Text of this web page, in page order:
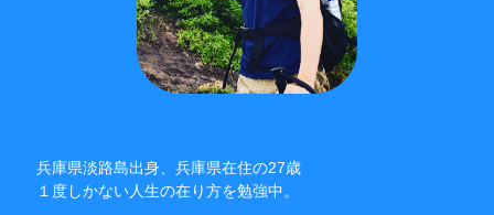
兵庫県淡路島出身、兵庫県在住の27歳
１度しかない人生の在り方を勉強中。